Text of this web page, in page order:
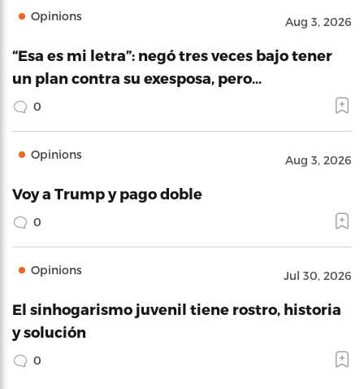
Opinions Aug 3, 2026
“Esa es mi letra”: negó tres veces bajo tener
un plan contra su exesposa, pero…
0
Opinions Aug 3, 2026
Voy a Trump y pago doble
0
Opinions Jul 30, 2026
El sinhogarismo juvenil tiene rostro, historia
y solución
0